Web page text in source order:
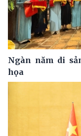
Ngàn năm di
họa